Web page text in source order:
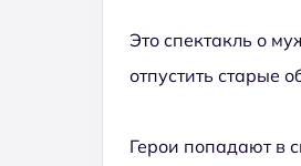
Это спектакль о
отпустить старые
Герои попадают в